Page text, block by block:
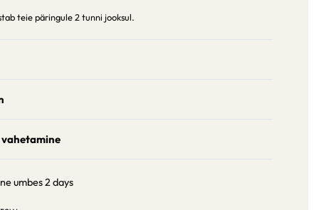
teie päringule 2 tunni jooksul.
umbes2 days